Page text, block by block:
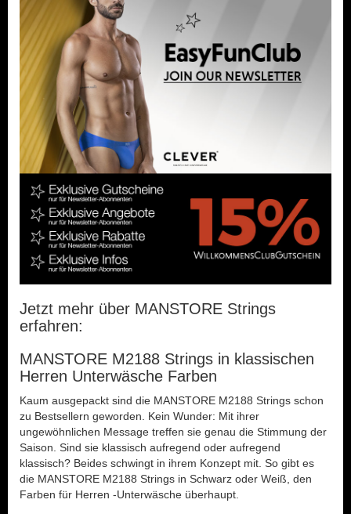
Jetzt mehr über MANSTORE Strings
erfahren:
MANSTORE M2188 Strings in klassischen
Herren Unterwäsche Farben
Kaum ausgepackt sind die MANSTORE M2188 Strings schon
zu Bestsellern geworden. Kein Wunder: Mit ihrer
ungewöhnlichen Message treffen sie genau die Stimmung der
Saison. Sind sie klassisch aufregend oder aufregend
klassisch? Beides schwingt in ihrem Konzept mit. So gibt es
die MANSTORE M2188 Strings in Schwarz oder Weiß, den
Farben für Herren -Unterwäsche überhaupt.